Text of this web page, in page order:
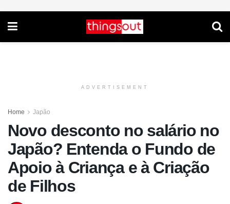
ADVERTISEMENT
Home Japão
Novo desconto no salário no
Japão? Entenda o Fundo de
Apoio à Criança e à Criação
de Filhos